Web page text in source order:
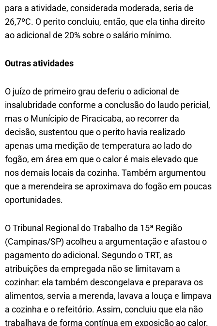
para a atividade, considerada moderada, seria de
26,7ºC. O perito concluiu, então, que ela tinha direito
ao adicional de 20% sobre o salário mínimo.
Outras atividades
O juízo de primeiro grau deferiu o adicional de
insalubridade conforme a conclusão do laudo pericial,
mas o Munícipio de Piracicaba, ao recorrer da
decisão, sustentou que o perito havia realizado
apenas uma medição de temperatura ao lado do
fogão, em área em que o calor é mais elevado que
nos demais locais da cozinha. Também argumentou
que a merendeira se aproximava do fogão em poucas
oportunidades.
O Tribunal Regional do Trabalho da 15ª Região
(Campinas/SP) acolheu a argumentação e afastou o
pagamento do adicional. Segundo o TRT, as
atribuições da empregada não se limitavam a
cozinhar: ela também descongelava e preparava os
alimentos, servia a merenda, lavava a louça e limpava
a cozinha e o refeitório. Assim, concluiu que ela não
trabalhava de forma contínua em exposição ao calor.